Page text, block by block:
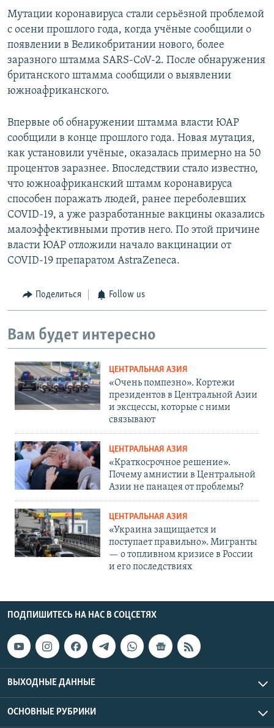
Мутации коронавируса стали серьёзной проблемой
с осени прошлого года, когда учёные сообщили о
появлении в Великобритании нового, более
заразного штамма SARS-CoV-2. После обнаружения
британского штамма сообщили о выявлении
южноафриканского.
Впервые об обнаружении штамма власти ЮАР
сообщили в конце прошлого года. Новая мутация,
как установили учёные, оказалась примерно на 50
процентов заразнее. Впоследствии стало известно,
что южноафриканский штамм коронавируса
способен поражать людей, ранее переболевших
COVID-19, а уже разработанные вакцины оказались
малоэффективными против него. По этой причине
власти ЮАР отложили начало вакцинации от
COVID-19 препаратом AstraZeneca.
Поделиться Follow us
Вам будет интересно
ЦЕНТРАЛЬНАЯ АЗИЯ
«Очень помпезно». Кортежи
президентов в Центральной Азии
и эксцессы, которые с ними
связывают
ЦЕНТРАЛЬНАЯ АЗИЯ
«Краткосрочное решение».
Почему амнистии в Центральной
Азии не панацея от проблемы?
ЦЕНТРАЛЬНАЯ АЗИЯ
«Украина защищается и
поступает правильно». Мигранты
— о топливном кризисе в России
и его последствиях
ПОДПИШИТЕСЬ НА НАС В СОЦСЕТЯХ
ВЫХОДНЫЕ ДАННЫЕ
ОСНОВНЫЕ РУБРИКИ